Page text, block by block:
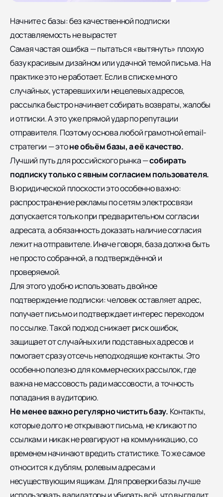
Начните с базы: без качественной подписки
доставляемость не вырастет
Самая частая ошибка — пытаться «вытянуть» плохую
базу красивым дизайном или удачной темой письма. На
практике это не работает. Если в списке много
случайных, устаревших или нецелевых адресов,
рассылка быстро начинает собирать возвраты, жалобы
и отписки. А это уже прямой удар по репутации
отправителя. Поэтому основа любой грамотной email-
стратегии — этоне объём базы, а её качество.
Лучший путь для российского рынка —собирать
подписку только с явным согласием пользователя.
В юридической плоскости это особенно важно:
распространение рекламы по сетям электросвязи
допускается только при предварительном согласии
адресата, а обязанность доказать наличие согласия
лежит на отправителе. Иначе говоря, база должна быть
не просто собранной, а подтверждённой и
проверяемой.
Для этого удобно использовать двойное
подтверждение подписки: человек оставляет адрес,
получает письмо и подтверждает интерес переходом
по ссылке. Такой подход снижает риск ошибок,
защищает от случайных или подставных адресов и
помогает сразу отсечь неподходящие контакты. Это
особенно полезно для коммерческих рассылок, где
важна не массовость ради массовости, а точность
попадания в аудиторию.
Не менее важно регулярно чистить базу. Контакты,
которые долго не открывают письма, не кликают по
ссылкам и никак не реагируют на коммуникацию, со
временем начинают вредить статистике. То же самое
относится к дублям, ролевым адресам и
несуществующим ящикам. Для проверки базы лучше